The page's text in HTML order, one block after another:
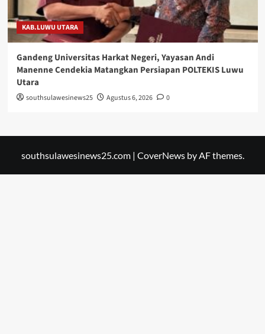
KAB.LUWU UTARA
Gandeng Universitas Harkat Negeri, Yayasan Andi
Manenne Cendekia Matangkan Persiapan POLTEKIS Luwu
Utara
southsulawesinews25 Agustus 6, 2026 0
southsulawesinews25.com | CoverNewsby AF themes.